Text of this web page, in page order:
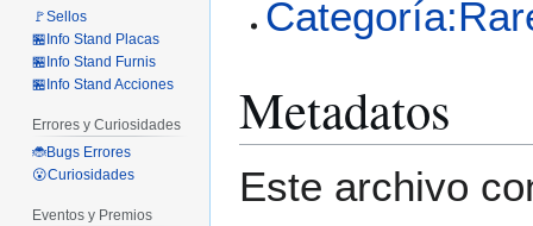
Metadatos
Este archivo
🚩Sellos
🏪Info Stand Placas
🏪Info Stand Furnis
🏪Info Stand Acciones
Errores y Curiosidades
🐞Bugs Errores
😮Curiosidades
Eventos y Premios